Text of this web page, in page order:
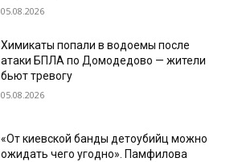
05.08.2026
Химикаты попали в водоемы после
атаки БПЛА по Домодедово — жители
бьют тревогу
05.08.2026
«От киевской банды детоубийц можно
ожидать чего угодно». Памфилова